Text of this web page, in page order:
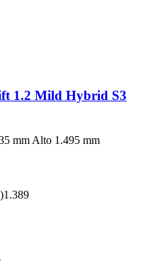
1.2 Mild Hybrid S3
mm Alto 1.495 mm
1.389